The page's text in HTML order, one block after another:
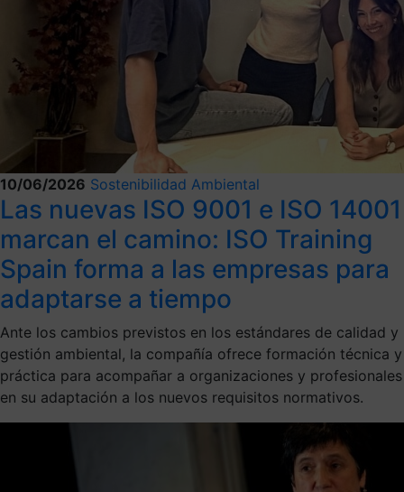
10/06/2026 Sostenibilidad Ambiental
Las nuevas ISO 9001 e ISO 14001
marcan el camino: ISO Training
Spain forma a las empresas para
adaptarse a tiempo
Ante los cambios previstos en los estándares de calidad y
gestión ambiental, la compañía ofrece formación técnica y
práctica para acompañar a organizaciones y profesionales
en su adaptación a los nuevos requisitos normativos.